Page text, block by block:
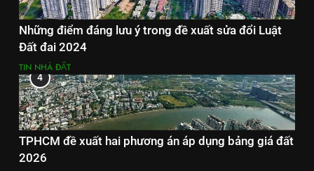
Những điểm đáng lưu ý trong đề xuất sửa đổi Luật
Đất đai 2024
TIN NHÀ ĐẤT
4
TPHCM đề xuất hai phương án áp dụng bảng giá đất
2026